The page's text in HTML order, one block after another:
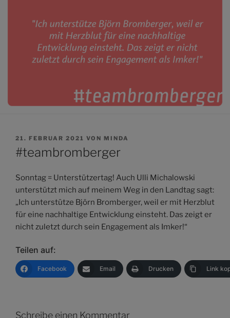
VERÖFFENTLICHT
AM
21. FEBRUAR 2021 VON MINDA
#teambromberger
Sonntag = Unterstützertag! Auch Ulli Michalowski
unterstützt mich auf meinem Weg in den Landtag sagt:
„Ich unterstütze Björn Bromberger, weil er mit Herzblut
für eine nachhaltige Entwicklung einsteht. Das zeigt er
nicht zuletzt durch sein Engagement als Imker!“
Teilen auf:
Facebook Email Drucken Link
Schreibe einen Kommentar